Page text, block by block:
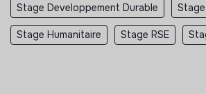
Stage Developpement Durable
Stage Humanitaire Stage RSE